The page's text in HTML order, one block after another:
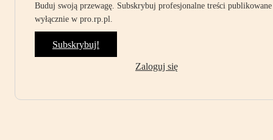
Buduj swoją przewagę. Subskrybuj profesjonalne treści publikowane
wyłącznie w pro.rp.pl.
Subskrybuj!
Zaloguj się